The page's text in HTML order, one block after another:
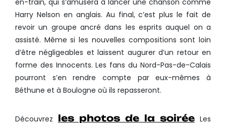
en-train, qui s’amusera à lancer une chanson comme
Harry Nelson en anglais. Au final, c’est plus le fait de
revoir un groupe ancré dans les esprits auquel on a
assisté. Même si les nouvelles compositions sont loin
d’être négligeables et laissent augurer d’un retour en
forme des Innocents. Les fans du Nord-Pas-de-Calais
pourront s’en rendre compte par eux-mêmes à
Béthune et à Boulogne où ils repasseront.
Découvrez les photos de la soirée Les